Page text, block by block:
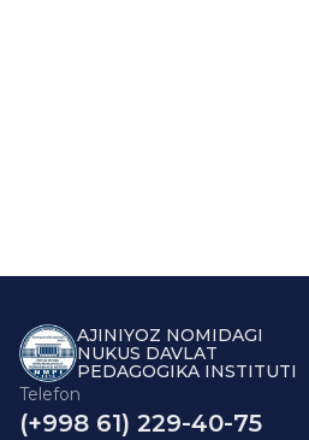
AJINIYOZ NOMIDAGI
NUKUS DAVLAT
PEDAGOGIKA INSTITUTI
Telefon
(+998 61) 229-40-75